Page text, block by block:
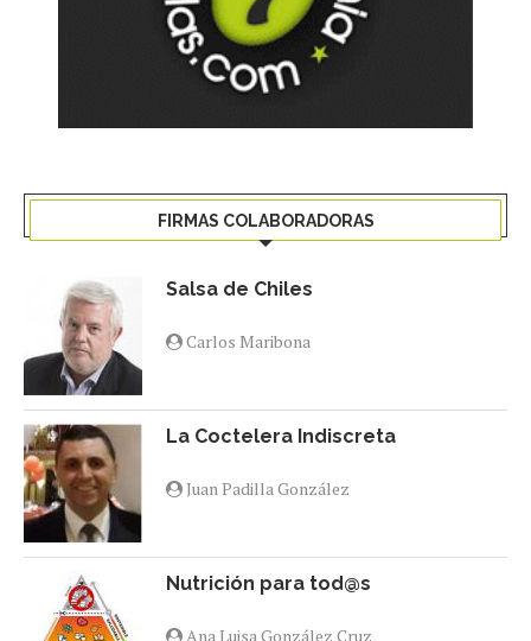
FIRMAS COLABORADORAS
Salsa de Chiles
Carlos Maribona
La Coctelera Indiscreta
Juan Padilla González
Nutrición para tod@s
Ana Luisa González Cruz